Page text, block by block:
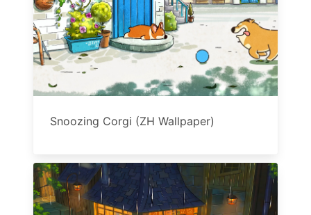
Snoozing Corgi (ZH Wallpaper)